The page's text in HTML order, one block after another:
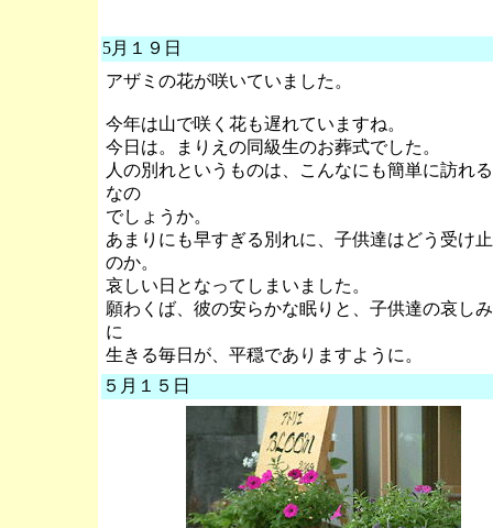
5月１９日
アザミの花が咲いていました。
今年は山で咲く花も遅れていますね。
今日は。まりえの同級生のお葬式でした。
人の別れというものは、こんなにも簡単に訪れ
なの
でしょうか。
あまりにも早すぎる別れに、子供達はどう受け
のか。
哀しい日となってしまいました。
願わくば、彼の安らかな眠りと、子供達の哀し
に
生きる毎日が、平穏でありますように。
５月１５日